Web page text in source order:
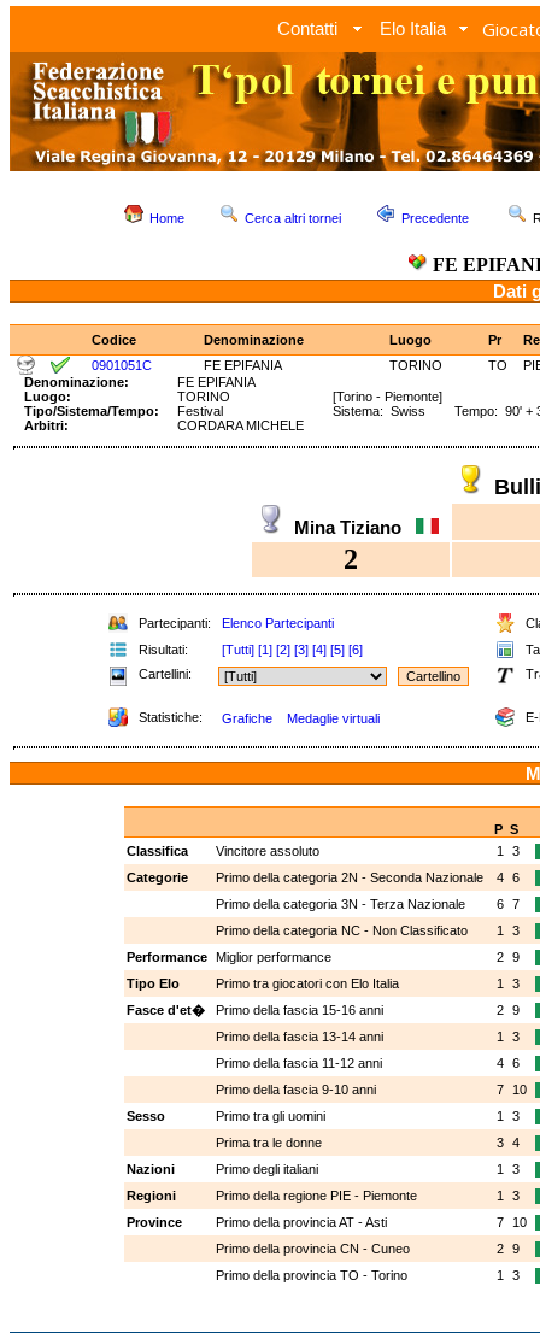
Contatti Elo Italia
Home Cerca altri tornei Precedente
FE
Dati
Codice Denominazione Luogo Pr
0901051C
FE EPIFANIA TORINO TO
Denominazione:
FE EPIFANIA
Luogo:
TORINO
[Torino - Piemonte]
Tipo/Sistema/Tempo:
Festival
Sistema: Swiss Tempo: 90' +
Arbitri:
CORDARA MICHELE
Mina Tiziano
2
Partecipanti: Elenco Partecipanti
Risultati:
[Tutti] [1] [2] [3] [4] [5] [6]
Cartellini:
Statistiche: Grafiche Medaglie virtuali
P S
Classifica
Vincitore assoluto 1
3
Categorie
Primo della categoria 2N - Seconda Nazionale 4 6
Primo della categoria 3N - Terza Nazionale
6 7
Primo della categoria NC - Non Classificato
1
3
Performance Miglior performance 2 9
Tipo Elo
Primo tra giocatori con Elo Italia 1
3
Fasce d'et�
Primo della fascia 15-16 anni 2 9
Primo della fascia 13-14 anni
1
3
Primo della fascia 11-12 anni
4 6
Primo della fascia 9-10 anni
7
10
Sesso
Primo tra gli uomini 1
3
Prima tra le donne
3 4
Nazioni
Primo degli italiani 1
3
Regioni
Primo della regione PIE - Piemonte 1
3
Province
Primo della provincia AT - Asti 7
10
Primo della provincia CN - Cuneo
2 9
Primo della provincia TO - Torino
1 3